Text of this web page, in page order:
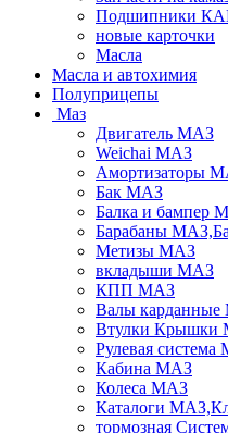
Подшипники
новые карточки
Масла
Масла и автохимия
Полуприцепы
Маз
Двигатель МАЗ
Weichai МАЗ
Амортизаторы
Бак МАЗ
Балка и бампер
Барабаны
Метизы МАЗ
вкладыши МАЗ
КПП МАЗ
Валы
Втулки Крышки
Рулевая
Кабина МАЗ
Колеса МАЗ
Каталоги
тормозная